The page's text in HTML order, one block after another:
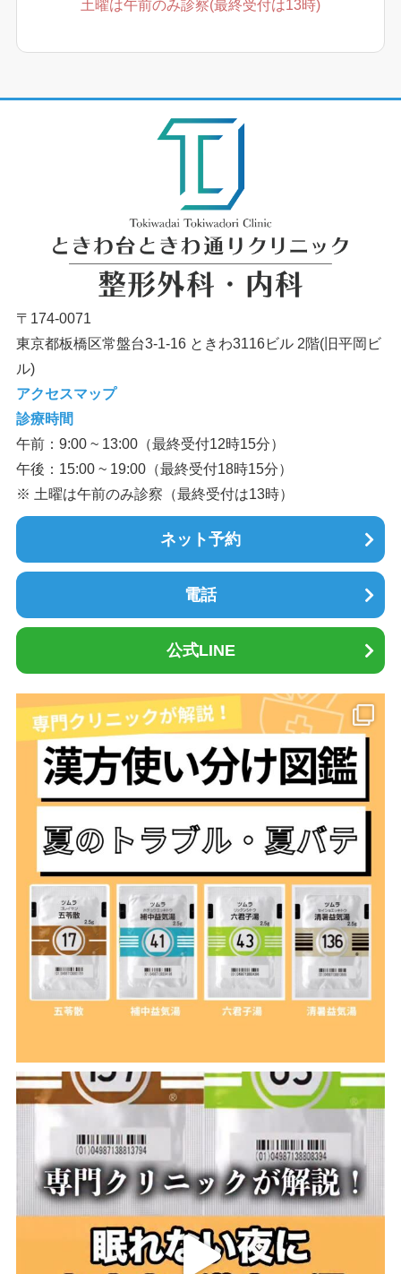
土曜は午前のみ診察(最終受付は13時)
〒174-0071
東京都板橋区常盤台3-1-16 ときわ3116ビル 2階(旧平岡ビ
ル)
アクセスマップ
診療時間
午前：9:00 ~ 13:00（最終受付12時15分）
午後：15:00 ~ 19:00（最終受付18時15分）
※ 土曜は午前のみ診察（最終受付は13時）
ネット予約
電話
公式LINE